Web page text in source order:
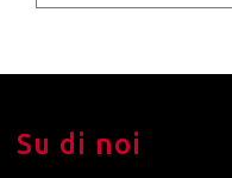
Su di noi